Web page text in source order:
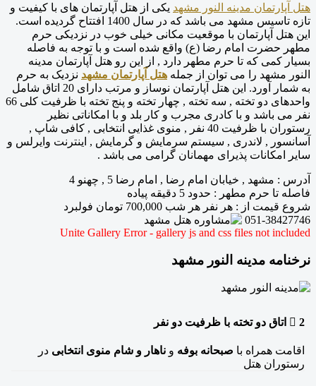
هتل آپارتمان مدینه النور مشهد یکی از هتل آپارتمان های با کیفیت و
تازه تاسیس مشهد می باشد که در سال 1400 افتتاح گردیده است.
این هتل آپارتمان با موقعیت مکانی خیلی خوب در نزدیکی حرم
مطهر حضرت امام رضا (ع) واقع شده است و با توجه به فاصله
بسیار کمی که تا حرم مطهر دارد , از این رو هتل آپارتمان مدینه
النور مشهد را می توان از جمله هتل آپارتمان مشهد نزدیک به حرم
به شمار آورد. این هتل آپارتمان نوساز و مرتب دارای 20 اتاق شامل
واحدهای دو تخته , سه تخته , چهار تخته و پنج تخته با ظرفیت کلی 66
نفر می باشد و با کادری مجرب و کار بلد و با امکاناتی نظیر
رستوران با ظرفیت 40 نفر , منوی غذایی انتخابی , کافی شاپ ,
آسانسور , لاندری , سیستم سرمایش و گرمایش , اینترنت وایرلس و
سایر امکانات پذیرای مهمانان گرامی می باشد .
آدرس : مشهد , خیابان امام رضا , امام رضا 5 , چهنو 4
فاصله تا حرم مطهر : حدود 5 دقیقه پیاده
شروع قیمت از : هر نفر هر شب 700,000 تومان فولبرد
051-38427746
Unite Gallery Error - gallery js and css files not included
نرخنامه مدینه النور مشهد
2 اتاق دو تخته با ظرفیت دو نفر
اقامت همراه با صبحانه بوفه و ناهار و شام منوی انتخابی در
رستوران هتل